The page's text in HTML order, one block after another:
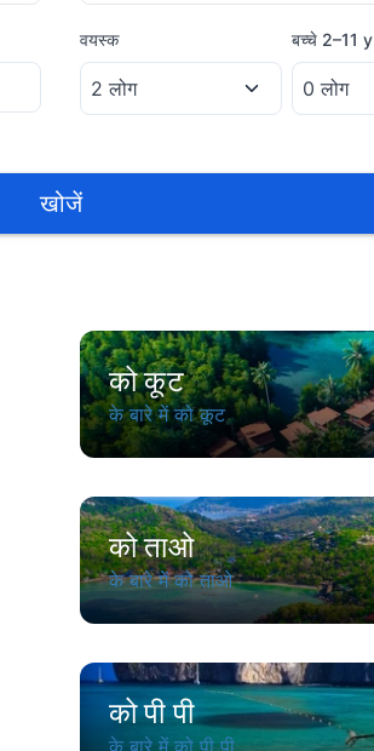
वयस्क बच्चे 2–11 y
खोजें
को कूट
के बारे में को कूट
को ताओ
के बारे में को ताओ
को पी पी
के बारे में को पी पी